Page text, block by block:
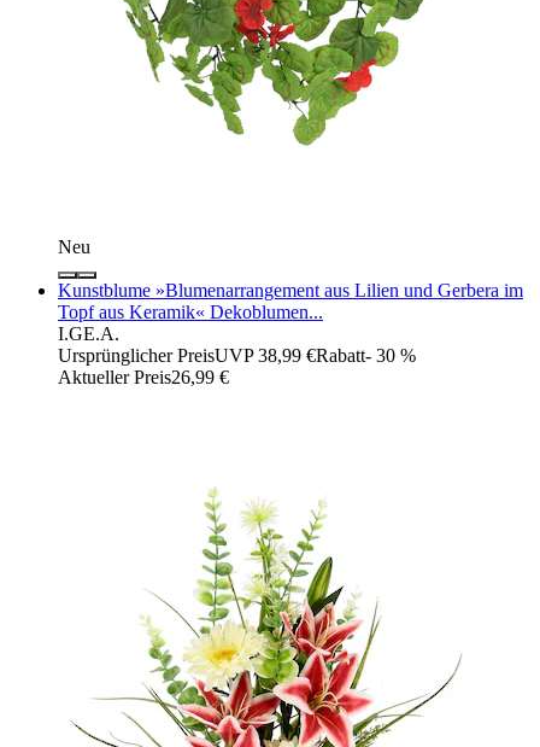
Neu
Kunstblume »Blumenarrangement aus Lilien und Gerbera im
Topf aus Keramik« Dekoblumen...
I.GE.A.
Ursprünglicher PreisUVP 38,99 €Rabatt- 30 %
Aktueller Preis26,99 €